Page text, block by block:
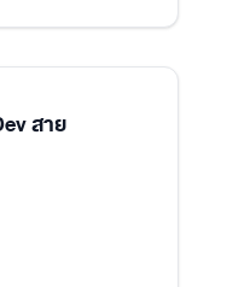
สาย